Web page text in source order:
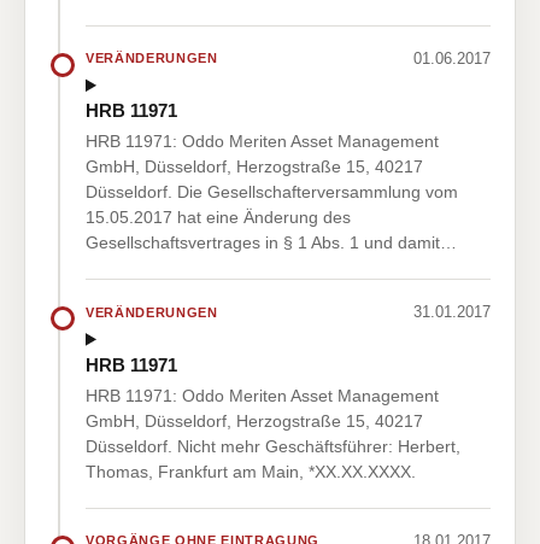
VERÄNDERUNGEN 01.06.2017
HRB 11971
HRB 11971: Oddo Meriten Asset Management
GmbH, Düsseldorf, Herzogstraße 15, 40217
Düsseldorf. Die Gesellschafterversammlung vom
15.05.2017 hat eine Änderung des
Gesellschaftsvertrages in § 1 Abs. 1 und damit…
VERÄNDERUNGEN 31.01.2017
HRB 11971
HRB 11971: Oddo Meriten Asset Management
GmbH, Düsseldorf, Herzogstraße 15, 40217
Düsseldorf. Nicht mehr Geschäftsführer: Herbert,
Thomas, Frankfurt am Main, *XX.XX.XXXX.
VORGÄNGE OHNE EINTRAGUNG